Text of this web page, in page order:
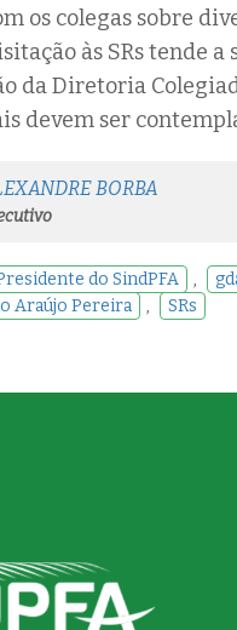
os colegas sobre
às SRs tende a
da Diretoria
devem ser
BORBA
do SindPFA ,
Araújo Pereira , SRs